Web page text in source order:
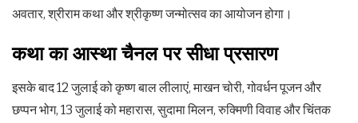
अवतार, श्रीराम कथा और श्रीकृष्ण जन्मोत्सव का आयोजन होगा।
कथा का आस्था चैनल पर सीधा प्रसारण
इसके बाद 12 जुलाई को कृष्ण बाल लीलाएं, माखन चोरी, गोवर्धन पूजन और
छप्पन भोग, 13 जुलाई को महारास, सुदामा मिलन, रुक्मिणी विवाह और चिंतक